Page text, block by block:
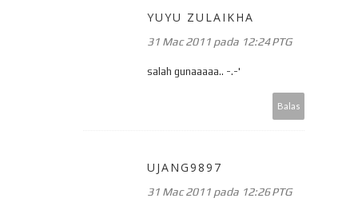
YUYU ZULAIKHA
31 Mac 2011 pada 12:24 PTG
salah gunaaaaa.. -.-'
Balas
UJANG9897
31 Mac 2011 pada 12:26 PTG